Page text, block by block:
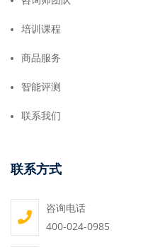
培训课程
商品服务
智能评测
联系我们
联系方式
咨询电话
400-024-0985